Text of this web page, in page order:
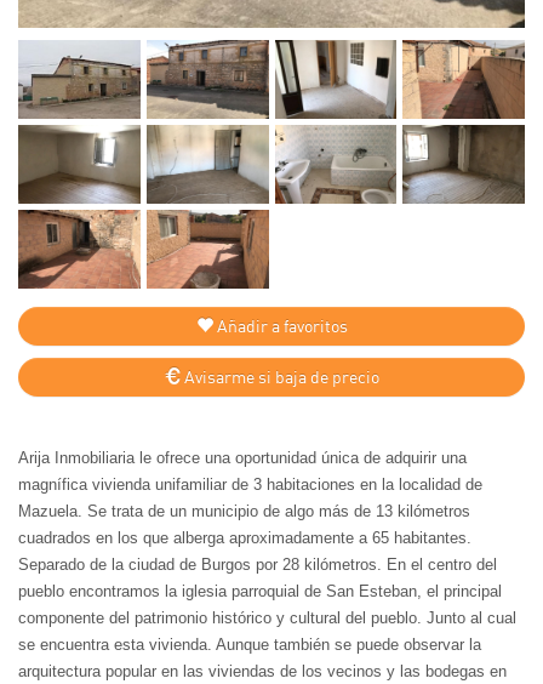
Añadir a favoritos
Avisarme si baja de precio
Arija Inmobiliaria le ofrece una oportunidad única de adquirir una
magnífica vivienda unifamiliar de 3 habitaciones en la localidad de
Mazuela. Se trata de un municipio de algo más de 13 kilómetros
cuadrados en los que alberga aproximadamente a 65 habitantes.
Separado de la ciudad de Burgos por 28 kilómetros. En el centro del
pueblo encontramos la iglesia parroquial de San Esteban, el principal
componente del patrimonio histórico y cultural del pueblo. Junto al cual
se encuentra esta vivienda. Aunque también se puede observar la
arquitectura popular en las viviendas de los vecinos y las bodegas en